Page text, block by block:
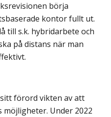
börja
kontor fullt ut.
till s.k. hybridarbete och
på distans när man
förord vikten av att
Under 2022